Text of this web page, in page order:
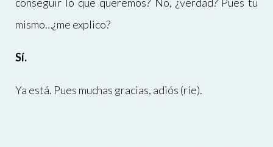
mismo…¿me explico?
Sí.
Ya está. Pues muchas gracias, adiós (ríe).